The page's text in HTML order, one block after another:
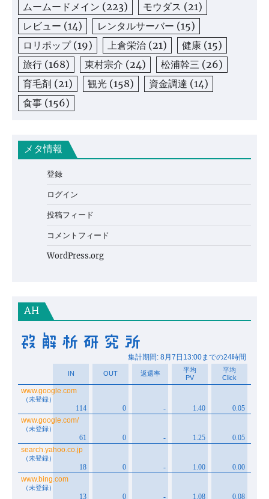
ムームードメイン (223) モウダス (21)
レビュー (14) レンタルサーバー (15)
ロリポップ(19) 上倉栄治 (21) 健康 (15)
旅行 (168) 東村宗介 (24) 松浦幹三 (26)
育毛剤 (21) 観光 (158) 資金調達 (14)
食事 (156)
メタ情報
登録
ログイン
投稿フィード
コメントフィード
WordPress.org
AH